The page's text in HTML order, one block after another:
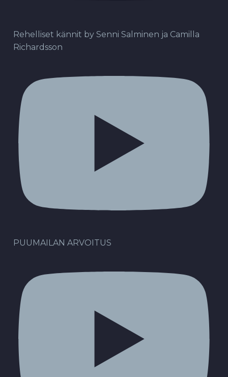
Rehelliset kännit by Senni Salminen ja Camilla
Richardsson
PUUMAILAN ARVOITUS